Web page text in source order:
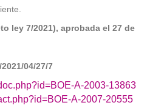
ley 7/2021), aprobada el 27 de
04/27/7
A-2003-13863
A-2007-20555